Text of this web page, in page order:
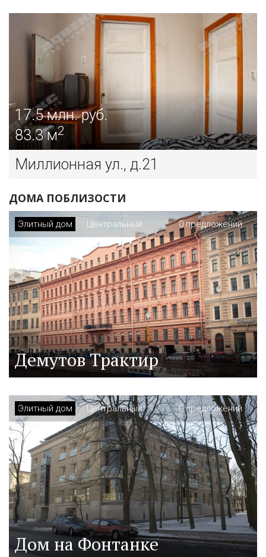
17.5млн. руб.
83.3 м2
Миллионная ул., д.21
ДОМА ПОБЛИЗОСТИ
Элитный дом Центральный 0 предложений
Демутов Трактир
Элитный дом Центральный 0 предложений
Дом на Фонтанке